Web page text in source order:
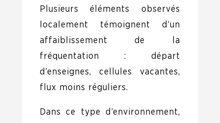
Plusieurs éléments observés
localement témoignent d’un
affaiblissement de la
fréquentation : départ
d’enseignes, cellules vacantes,
flux moins réguliers.
Dans ce type d’environnement,